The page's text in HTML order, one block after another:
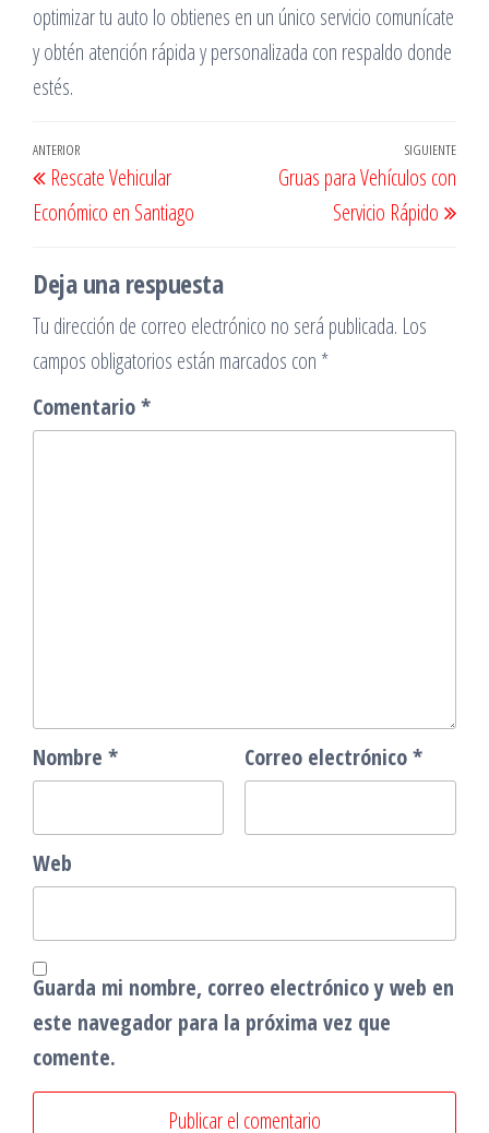
optimizar tu auto lo obtienes en un único servicio comunícate
y obtén atención rápida y personalizada con respaldo donde
estés.
Navegación
de
entradas
Entrada
anterior
ANTERIOR
Rescate Vehicular
Económico en Santiago
SIGUIENTE
Gruas para Vehículos con
Servicio Rápido
Deja una respuesta
Tu dirección de correo electrónico no será publicada. Los
campos obligatorios están marcados con *
Comentario*
Nombre * Correo electrónico*
Web
Guarda mi nombre, correo electrónico y web en
este navegador para la próxima vez que
comente.